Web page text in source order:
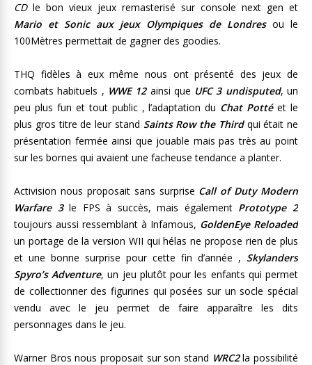
CDle bon vieux jeux remasterisé sur console next gen et
Mario et Sonic aux jeux Olympiques de Londresou le
100Mètres permettait de gagner des goodies.
THQ fidèles à eux même nous ont présenté des jeux de
combats habituels , WWE 12ainsi que UFC 3 undisputed, un
peu plus fun et tout public , l’adaptation du Chat Pottéet le
plus gros titre de leur stand Saints Row the Thirdqui était ne
présentation fermée ainsi que jouable mais pas très au point
sur les bornes qui avaient une facheuse tendance a planter.
Activision nous proposait sans surprise Call of Duty Modern
Warfare 3le FPS à succès, mais également Prototype 2
toujours aussi ressemblant à Infamous, GoldenEye Reloaded
un portage de la version WII qui hélas ne propose rien de plus
et une bonne surprise pour cette fin d’année , Skylanders
Spyro’s Adventure, un jeu plutôt pour les enfants qui permet
de collectionner des figurines qui posées sur un socle spécial
vendu avec le jeu permet de faire apparaître les dits
personnages dans le jeu.
Warner Bros nous proposait sur son stand WRC2la possibilité